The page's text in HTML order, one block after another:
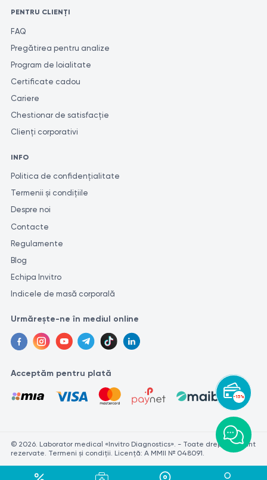
-15%
PENTRU CLIENȚI
FAQ
Pregătirea pentru analize
Program de loialitate
Certificate cadou
Cariere
Chestionar de satisfacție
Clienți corporativi
INFO
Politica de confidențialitate
Termenii și condițiile
Despre noi
Contacte
Regulamente
Blog
Echipa Invitro
Indicele de masă corporală
Urmărește-ne în mediul online
Acceptăm pentru plată
© 2026. Laborator medical «Invitro Diagnostics». - Toate drepturile sunt
rezervate. Termeni și condiții. Licență: A MMII № 048091.